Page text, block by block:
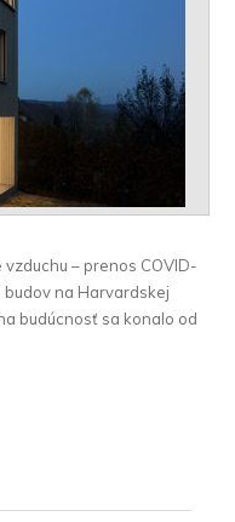
– prenos COVID-
budov na Harvardskej
budúcnosť sa konalo od